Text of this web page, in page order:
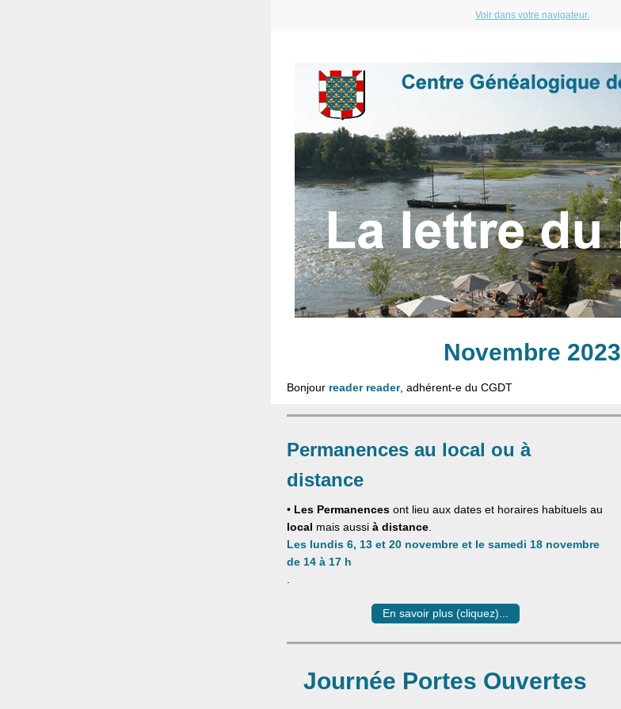
Voir dans votre navigateur.
Novembre 2023
Bonjour reader reader, adhérent-e du CGDT
Permanences au local ou à
distance
• Les Permanences ont lieu aux dates et horaires habituels au
local mais aussi à distance
Les lundis 6, 13 et 20 novembre et le samedi 18 novembre
de 14 à 17 h
En savoir plus (cliquez)...
Journée Portes Ouvertes